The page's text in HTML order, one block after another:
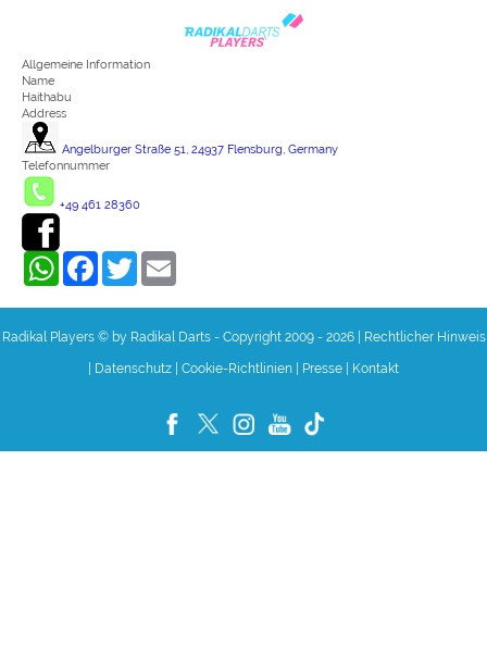
Allgemeine Information
Name
Haithabu
Address
Angelburger Straße 51, 24937 Flensburg, Germany
Telefonnummer
+49 461 28360
WhatsAppFacebookTwitter
Radikal Players © by Radikal Darts - Copyright 2009 - 2026 Rechtlicher Hinweis
Datenschutz Cookie-Richtlinien Presse Kontakt